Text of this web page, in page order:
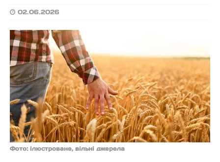
02.06.2026
Фото: ілюстроване, вільні джерела